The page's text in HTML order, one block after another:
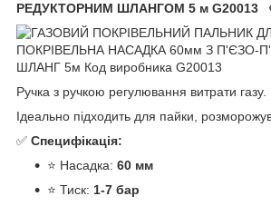
РЕДУКТОРНИМ ШЛАНГОМ 5 м G20013
Ручка з ручкою регулювання витрати газу.
Ідеально підходить для пайки,
✅ Специфікація:
⭐ Насадка: 60 ​​мм
⭐ Тиск: 1-7 бар